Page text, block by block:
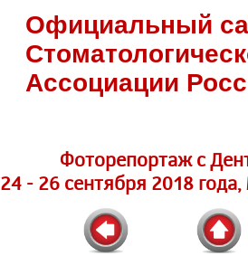
Официальный
Ассоциации
Фоторепортаж с
24 - 26 сентября 2018